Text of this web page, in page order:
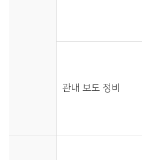
관내 보도 정비